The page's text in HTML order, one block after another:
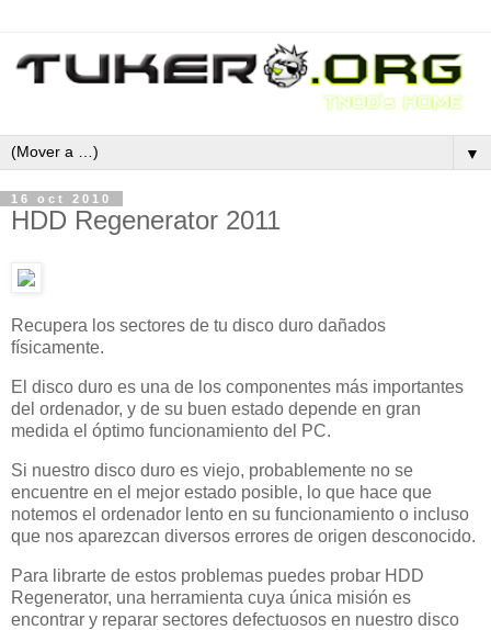
▼
16 oct 2010
HDD Regenerator 2011
Recupera los sectores de tu disco duro dañados
físicamente.
El disco duro es una de los componentes más importantes
del ordenador, y de su buen estado depende en gran
medida el óptimo funcionamiento del PC.
Si nuestro disco duro es viejo, probablemente no se
encuentre en el mejor estado posible, lo que hace que
notemos el ordenador lento en su funcionamiento o incluso
que nos aparezcan diversos errores de origen desconocido.
Para librarte de estos problemas puedes probar HDD
Regenerator, una herramienta cuya única misión es
encontrar y reparar sectores defectuosos en nuestro disco